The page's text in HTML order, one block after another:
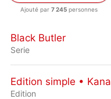
Ajouté par 7 245personnes
Black Butler
Serie
Edition simple • Kana
Edition